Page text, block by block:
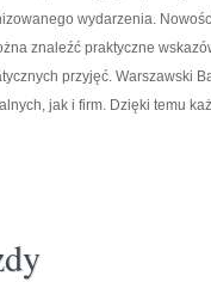
wydarzenia.
znaleźć praktyczne
przyjęć. Warszawski
jak i firm. Dzięki temu